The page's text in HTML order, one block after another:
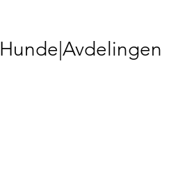
Hunde|Avdelingen